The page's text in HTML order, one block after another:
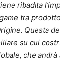
ribadita
tra
Questa
su cui
che